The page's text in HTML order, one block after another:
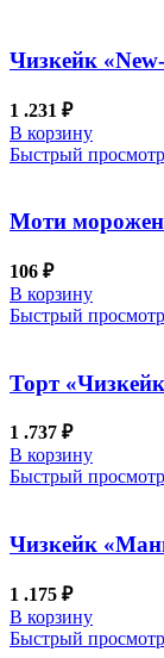
Чизкейк
1 .231 ₽
В корзину
Быстрый просмотр
Моти
106 ₽
В корзину
Быстрый просмотр
Торт
1 .737 ₽
В корзину
Быстрый просмотр
Чизкейк
1 .175 ₽
В корзину
Быстрый просмотр